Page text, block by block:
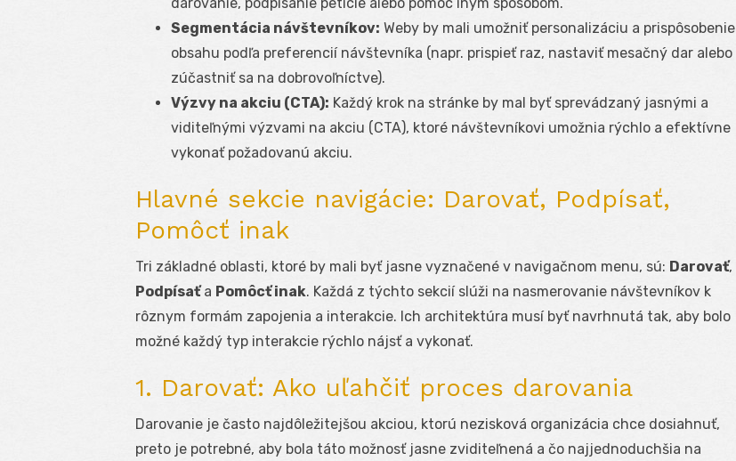
Segmentácia návštevníkov: Weby by mali umožniť personalizáciu a prispôsobenie
obsahu podľa preferencií návštevníka (napr. prispieť raz, nastaviť mesačný dar alebo
zúčastniť sa na dobrovoľníctve).
Výzvy na akciu (CTA): Každý krok na stránke by mal byť sprevádzaný jasnými a
viditeľnými výzvami na akciu (CTA), ktoré návštevníkovi umožnia rýchlo a efektívne
vykonať požadovanú akciu.
Hlavné sekcie navigácie: Darovať, Podpísať,
Pomôcť inak
Tri základné oblasti, ktoré by mali byť jasne vyznačené v navigačnom menu, sú: Darovať,
Podpísaťa Pomôcť inak. Každá z týchto sekcií slúži na nasmerovanie návštevníkov k
rôznym formám zapojenia a interakcie. Ich architektúra musí byť navrhnutá tak, aby bolo
možné každý typ interakcie rýchlo nájsť a vykonať.
1. Darovať: Ako uľahčiť proces darovania
Darovanie je často najdôležitejšou akciou, ktorú nezisková organizácia chce dosiahnuť,
preto je potrebné, aby bola táto možnosť jasne zviditeľnená a čo najjednoduchšia na